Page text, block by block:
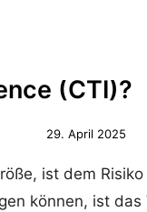
(CTI)?
29. April 2025
ist dem
können, ist